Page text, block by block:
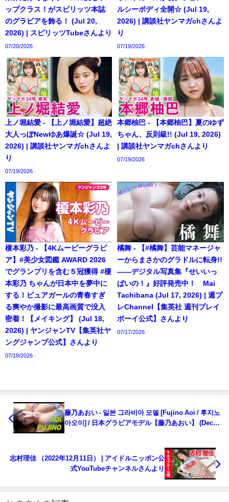
ップクラス！がスピリッツ本誌
のグラビアを飾る！ (Jul 20,
2026) | スピリッツTubeさんより
07/20/2026
ルシーボディ全開☆ (Jul 19,
2026) | 講談社ヤンマガchさんよ
り
07/19/2026
上ノ堀結愛 - 【上ノ堀結愛】超絶
大人っぽNewゆあ爆誕☆ (Jul 19,
2026) | 講談社ヤンマガchさんよ
り
07/19/2026
本郷柚巴 - 【本郷柚巴】夏のゆず
ちゃん、反則級!! (Jul 19, 2026)
| 講談社ヤンマガchさんより
07/19/2026
榎本彩乃 - 【4Kムービーグラビ
ア】#美少女図鑑 AWARD 2026
でグランプリを含む５冠獲得 #榎
本彩乃 ちゃんが日本中を夢中に
する！ピュアガールの青春すぎ
る爽やか撮影に最高画質で没入
密着！【メイキング】 (Jul 18,
2026) | ヤンジャンTV【集英社ヤ
ングジャンプ公式】さんより
07/18/2026
橘舞 - 【#橘舞】芸能マネージャ
ーからまさかのグラドルに転身!!
――デジタル写真集『せいいっ
ぱいの！』好評発売中！ Mai
Tachibana (Jul 17, 2026) | 週プ
レChannel【集英社 週刊プレイ
ボーイ公式】さんより
07/17/2026
藤乃あおい - 일본 그라비아 모델 [Fujino Aoi / 후지노
아오이] / 日本グラビアモデル【藤乃あおい】 (Dec
志村理佳 （2022年12月11日） | アイドルニッポン公
式YouTubeチャンネルさんより